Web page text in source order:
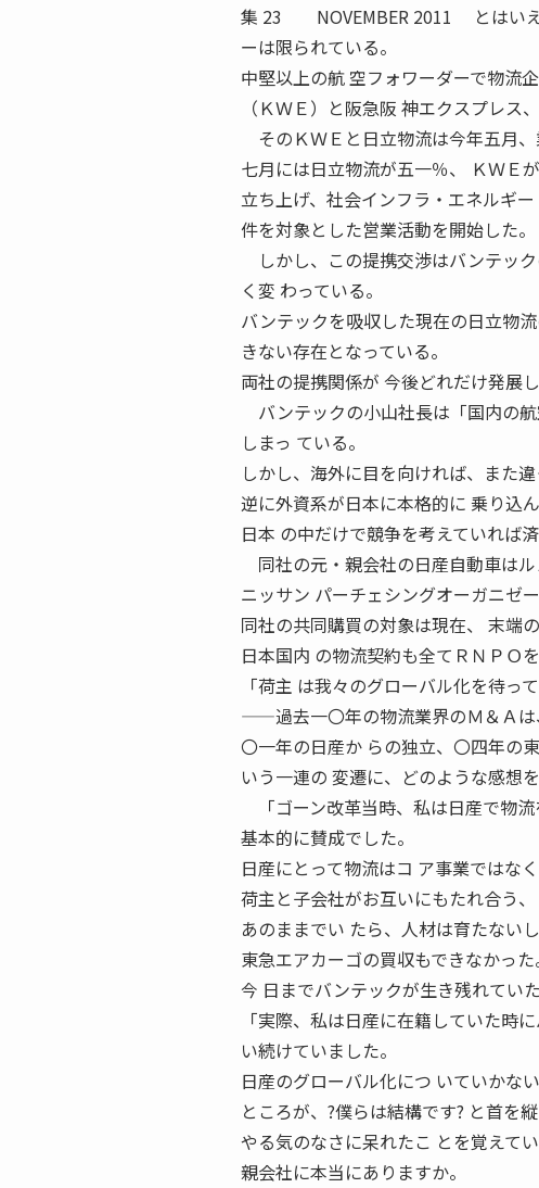
集 23 NOVEMBER 2011 とはいえ
ーは限られている。
中堅以上の航 空フォワーダーで物流
（ＫＷＥ）と阪急阪 神エクスプレス
そのＫＷＥと日立物流は今年五月
七月には日立物流が五一％、 ＫＷＥ
立ち上げ、社会インフラ・エネルギ
件を対象とした営業活動を開始した。
しかし、この提携交渉はバンテッ
く変 わっている。
バンテックを吸収した現在の日立物
きない存在となっている。
両社の提携関係が 今後どれだけ発展
バンテックの小山社長は「国内の
しまっ ている。
しかし、海外に目を向ければ、また
逆に外資系が日本に本格的に 乗り込
日本 の中だけで競争を考えていれば
同社の元・親会社の日産自動車は
ニッサン パーチェシングオーガニゼ
同社の共同購買の対象は現在、 末端
日本国内 の物流契約も全てＲＮＰＯ
「荷主 は我々のグローバル化を待っ
——過去一〇年の物流業界のＭ＆Ａは
〇一年の日産か らの独立、〇四年の
いう一連の 変遷に、どのような感想
「ゴーン改革当時、私は日産で物
基本的に賛成でした。
日産にとって物流はコ ア事業ではな
荷主と子会社がお互いにもたれ合う
あのままでい たら、人材は育たない
東急エアカーゴの買収もできなかった
今 日までバンテックが生き残れてい
「実際、私は日産に在籍していた時
い続けていました。
日産のグローバル化につ いていかな
ところが、?僕らは結構です? と首を縦
やる気のなさに呆れたこ とを覚えて
親会社に本当にありますか。